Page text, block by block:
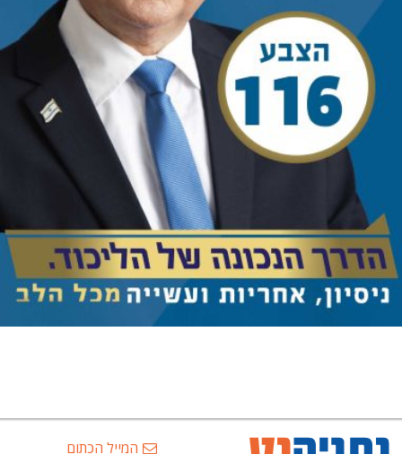
המייל הכתום